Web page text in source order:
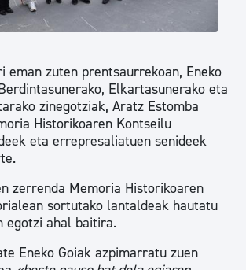
eman zuten prentsaurrekoan, Eneko
Elkartasunerako eta
zinegotziak, Aratz Estomba
Historikoaren Kontseilu
eta errepresaliatuen senideek
zerrenda Memoria Historikoaren
sortutako lantaldeak hautatu
egotzi ahal baitira.
Eneko Goiak azpimarratu zuen